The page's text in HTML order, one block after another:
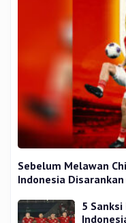
Sebelum Melawan
Indonesia
5